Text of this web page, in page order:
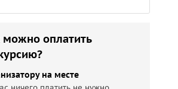
можно оплатить
на месте